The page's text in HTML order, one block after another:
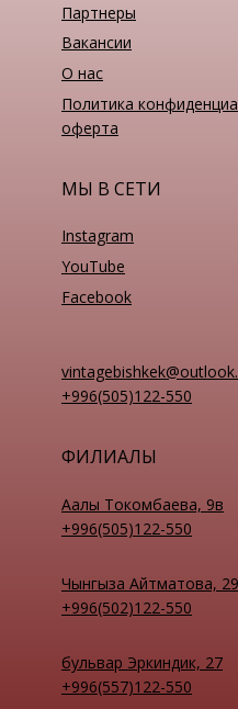
О нас
Партнеры
Вакансии
Политика
оферта
МЫ В СЕТИ
Instagram
YouTube
Facebook
ФИЛИАЛЫ
Аалы Токомбаева, 9в
+996(505)122-550
Чынгыза Айтматова,
+996(502)122-550
бульвар Эркиндик, 27
+996(557)122-550
+996(505)122-550